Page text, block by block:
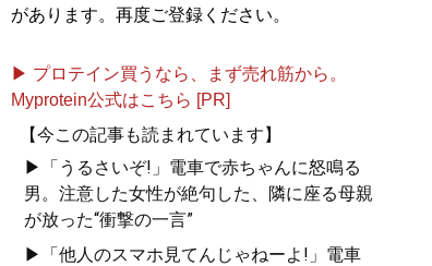
があります。再度ご登録ください。
▶ プロテイン買うなら、まず売れ筋から。
Myprotein公式はこちら [PR]
【今この記事も読まれています】
▶「うるさいぞ!」電車で赤ちゃんに怒鳴る
男。注意した女性が絶句した、隣に座る母親
が放った“衝撃の一言”
▶「他人のスマホ見てんじゃねーよ!」電車